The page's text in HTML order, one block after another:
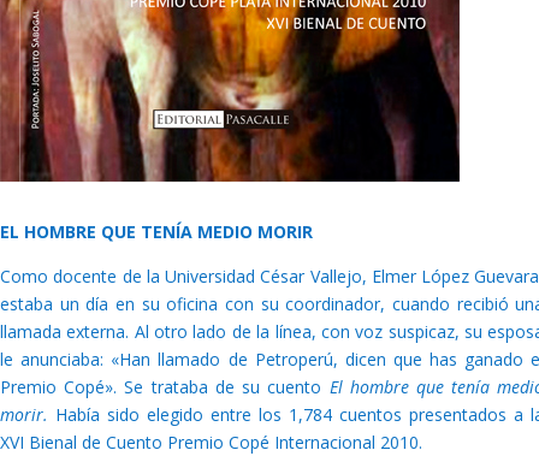
EL HOMBRE QUE TENÍA MEDIO MORIR
Como docente de la Universidad César Vallejo, Elmer López
estaba un día en su oficina con su coordinador, cuando recibió
llamada externa. Al otro lado de la línea, con voz suspicaz, su
le anunciaba: «Han llamado de Petroperú, dicen que has ganado
Premio Copé». Se trataba de su cuento El hombre que tenía
morir. Había sido elegido entre los 1,784 cuentos presentados a
XVI Bienal de Cuento Premio Copé Internacional 2010.